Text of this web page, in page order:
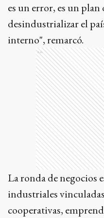
es un error, es un
desindustrializar el
interno", remarcó.
Ads
La ronda de negocios
industriales
cooperativas,